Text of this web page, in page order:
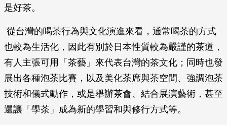
是好茶。
從台灣的喝茶行為與文化演進來看，通常喝茶的方式
也較為生活化，因此有別於日本性質較為嚴謹的茶道，
有人主張可用「茶藝」來代表台灣的茶文化；同時也發
展出各種泡茶比賽，以及美化茶席與茶空間、強調泡茶
技術和儀式動作，或是舉辦茶會、結合展演藝術，甚至
還讓「學茶」成為新的學習和與修行方式等。